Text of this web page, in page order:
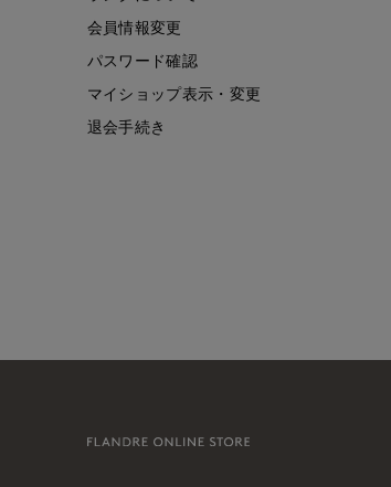
会員情報変更
パスワード確認
マイショップ表示・変更
退会手続き